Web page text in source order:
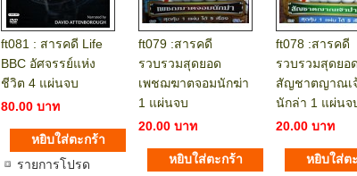
ft081 : สารคดี Life
BBC อัศจรรย์แห่ง
ชีวิต 4 แผ่นจบ
80.00 บาท
รายการโปรด
ft079 :สารคดี
รวบรวมสุดยอด
เพชฌฆาตจอมนักฆ่า
1 แผ่นจบ
20.00 บาท
ft078 :สารคดี
รวบรวมสุดยอด
สัญชาตญาณเ
นักล่า 1 แผ่นจ
20.00 บาท